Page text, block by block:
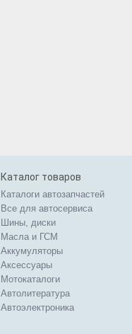
Каталог товаров
Каталоги автозапчастей
Все для автосервиса
Шины, диски
Масла и ГСМ
Аккумуляторы
Аксессуары
Мотокаталоги
Автолитература
Автоэлектроника